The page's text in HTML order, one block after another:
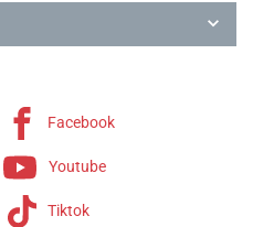
Facebook
Youtube
Tiktok